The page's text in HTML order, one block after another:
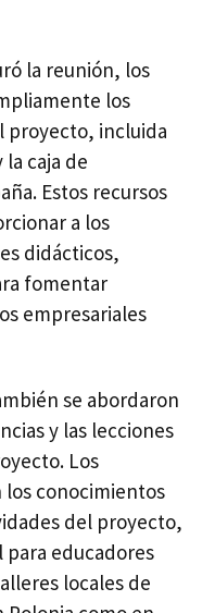
la reunión, los
los
proyecto, incluida
la caja de
Estos recursos
a los
didácticos,
fomentar
empresariales
se abordaron
y las lecciones
Los
conocimientos
del proyecto,
educadores
locales de